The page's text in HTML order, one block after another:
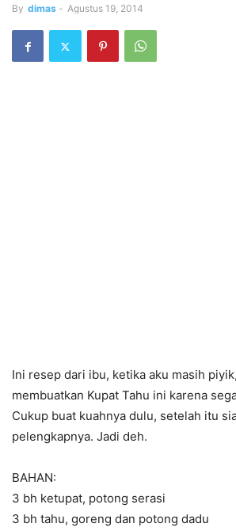
By dimas - Agustus 19, 2014
Ini resep dari ibu, ketika aku masih
membuatkan Kupat Tahu ini karena
Cukup buat kuahnya dulu, setelah itu
pelengkapnya. Jadi deh.
BAHAN:
3 bh ketupat, potong serasi
3 bh tahu, goreng dan potong dadu